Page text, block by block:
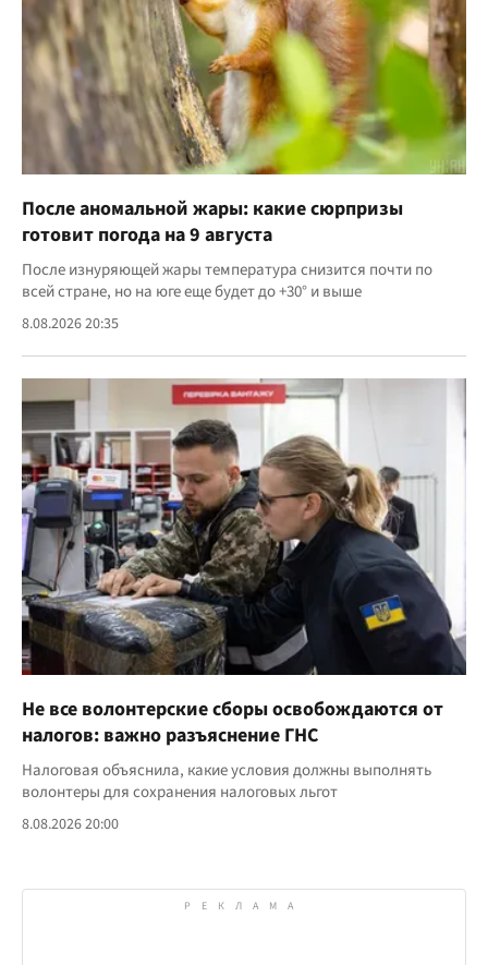
После аномальной жары: какие сюрпризы
готовит погода на 9 августа
После изнуряющей жары температура снизится почти по
всей стране, но на юге еще будет до +30° и выше
8.08.2026 20:35
Не все волонтерские сборы освобождаются от
налогов: важно разъяснение ГНС
Налоговая объяснила, какие условия должны выполнять
волонтеры для сохранения налоговых льгот
8.08.2026 20:00